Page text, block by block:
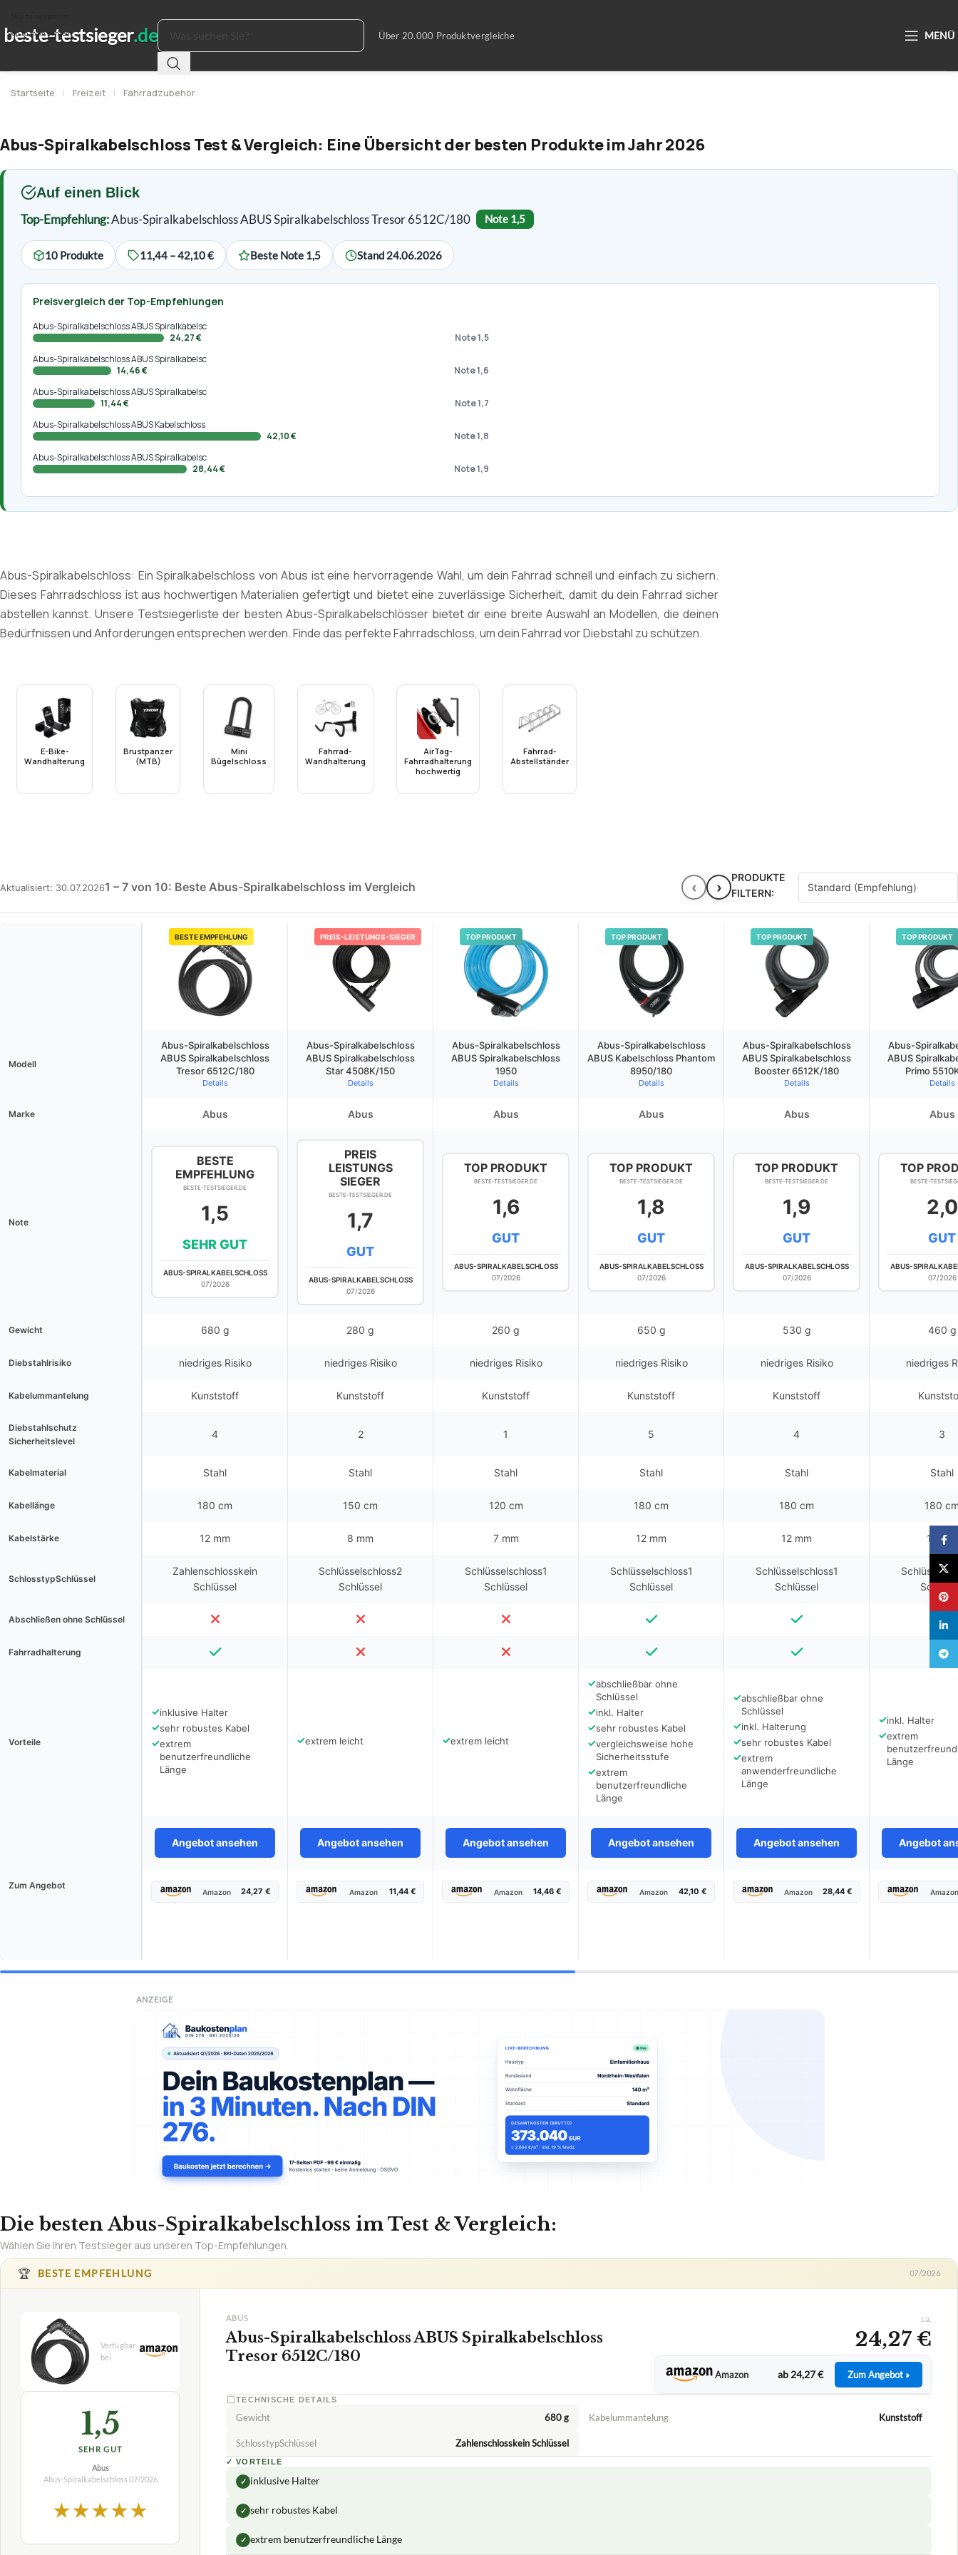
Skip to main content
Startseite | Freizeit | Fahrradzubehör
Abus-Spiralkabelschloss Test & Vergleich: Eine Übersicht der besten Produkte im Jahr 2026
Auf einen Blick
Top-Empfehlung:Abus-Spiralkabelschloss ABUS Spiralkabelschloss Tresor 6512C/180 Note 1,5
10 Produkte 11,44 – 42,10 € Beste Note 1,5 Stand 24.06.2026
Preisvergleich der Top-Empfehlungen
Abus-Spiralkabelschloss ABUS Spiralkabelsc
24,27 €
Note 1,5
Abus-Spiralkabelschloss ABUS Spiralkabelsc
14,46 €
Note 1,6
Abus-Spiralkabelschloss ABUS Spiralkabelsc
11,44 €
Note 1,7
Abus-Spiralkabelschloss ABUS Kabelschloss
42,10 €
Note 1,8
Abus-Spiralkabelschloss ABUS Spiralkabelsc
28,44 €
Note 1,9
Abus-Spiralkabelschloss: Ein Spiralkabelschloss von Abus ist eine hervorragende Wahl, um dein Fahrrad schnell und einfach zu sichern.
Dieses Fahrradschloss ist aus hochwertigen Materialien gefertigt und bietet eine zuverlässige Sicherheit, damit du dein Fahrrad sicher
abstellen kannst. Unsere Testsiegerliste der besten Abus-Spiralkabelschlösser bietet dir eine breite Auswahl an Modellen, die deinen
Bedürfnissen und Anforderungen entsprechen werden. Finde das perfekte Fahrradschloss, um dein Fahrrad vor Diebstahl zu schützen.
E-Bike-
Wandhalterung
Brustpanzer
(MTB)
Mini
Bügelschloss
Fahrrad-
Wandhalterung
AirTag-
Fahrradhalterung
hochwertig
Fahrrad-
Abstellständer
Aktualisiert: 30.07.20261 – 7 von 10: Beste Abus-Spiralkabelschloss im Vergleich ‹ ›
PRODUKTE
FILTERN:
BESTE EMPFEHLUNG PREIS-LEISTUNGS-SIEGER TOP PRODUKT TOP PRODUKT TOP PRODUKT TOP PRODUKT
Modell
Abus-Spiralkabelschloss
ABUS Spiralkabelschloss
Tresor 6512C/180
Details
Abus-Spiralkabelschloss
ABUS Spiralkabelschloss
Star 4508K/150
Details
Abus-Spiralkabelschloss
ABUS Spiralkabelschloss
1950
Details
Abus-Spiralkabelschloss
ABUS Kabelschloss Phantom
8950/180
Details
Abus-Spiralkabelschloss
ABUS Spiralkabelschloss
Booster 6512K/180
Details
Abus-
ABUS
Primo
Details
Marke Abus Abus Abus Abus Abus Abus
Note
BESTE
EMPFEHLUNG
BESTE-TESTSIEGER.DE
1,5
SEHR GUT
ABUS-SPIRALKABELSCHLOSS
07/2026
PREIS
LEISTUNGS
SIEGER
BESTE-TESTSIEGER.DE
1,7
GUT
ABUS-SPIRALKABELSCHLOSS
07/2026
TOP PRODUKT
BESTE-TESTSIEGER.DE
1,6
GUT
ABUS-SPIRALKABELSCHLOSS
07/2026
TOP PRODUKT
BESTE-TESTSIEGER.DE
1,8
GUT
ABUS-SPIRALKABELSCHLOSS
07/2026
TOP PRODUKT
BESTE-TESTSIEGER.DE
1,9
GUT
ABUS-SPIRALKABELSCHLOSS
07/2026
TOP
BESTE-
2,0
GUT
ABUS-
07/2026
Gewicht 680 g 280 g 260 g 650 g 530 g 460 g
Diebstahlrisiko niedriges Risiko niedriges Risiko niedriges Risiko niedriges Risiko niedriges Risiko niedriges
Kabelummantelung Kunststoff Kunststoff Kunststoff Kunststoff Kunststoff
Diebstahlschutz
Sicherheitslevel
4 2 1 5 4 3
Kabelmaterial Stahl Stahl Stahl Stahl Stahl Stahl
Kabellänge 180 cm 150 cm 120 cm 180 cm 180 cm 180
Kabelstärke 12 mm 8 mm 7 mm 12 mm 12 mm 10 mm
SchlosstypSchlüssel
Zahlenschlosskein
Schlüssel
Schlüsselschloss2
Schlüssel
Schlüsselschloss1
Schlüssel
Schlüsselschloss1
Schlüssel
Schlüsselschloss1
Schlüssel
Abschließen ohne Schlüssel
Fahrradhalterung
Vorteile
✓inklusive Halter
✓sehr robustes Kabel
✓extrem
benutzerfreundliche
Länge
✓extrem leicht ✓extrem leicht
✓abschließbar ohne
Schlüssel
✓inkl. Halter
✓sehr robustes Kabel
✓vergleichsweise hohe
Sicherheitsstufe
✓extrem
benutzerfreundliche
Länge
✓abschließbar ohne
Schlüssel
✓inkl. Halterung
✓sehr robustes Kabel
✓extrem
anwenderfreundliche
Länge
✓inkl. Halter
✓extrem
Länge
Angebot ansehen Angebot ansehen Angebot ansehen Angebot ansehen Angebot ansehen Angebot
Zum Angebot
Amazon 24,27 € Amazon 11,44 € Amazon 14,46 € Amazon 42,10 € Amazon 28,44 € Amazon
ANZEIGE
Die besten Abus-Spiralkabelschloss im Test & Vergleich:
Wählen Sie Ihren Testsieger aus unseren Top-Empfehlungen.
🏆 BESTE EMPFEHLUNG 07/2026
1,5
SEHR GUT
Abus
Abus-Spiralkabelschloss 07/2026
★★★★★
ABUS
Abus-Spiralkabelschloss ABUS Spiralkabelschloss
Tresor 6512C/180
ca.
24,27 €
Amazon ab 24,27 € Zum Angebot »
TECHNISCHE DETAILS
Gewicht 680 g Kabelummantelung Kunststoff
SchlosstypSchlüssel Zahlenschlosskein Schlüssel
✓ VORTEILE
✓ inklusive Halter
✓ sehr robustes Kabel
✓ extrem benutzerfreundliche Länge